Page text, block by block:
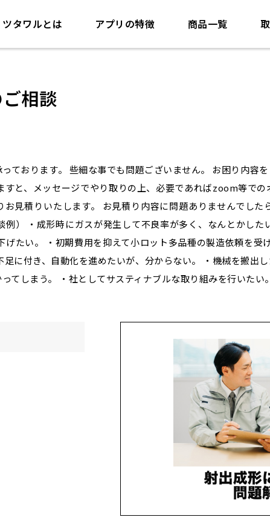
ツタワルとは アプリの特徴 商品一覧
ご相談
ております。 些細な事でも問題ございません。 お困り内容
すと、メッセージでやり取りの上、必要であればzoom等で
見積りいたします。 お見積り内容に問題ありませんでした
例） ・成形時にガスが発生して不良率が多く、なんとかし
たい。 ・初期費用を抑えて小ロット多品種の製造依頼を受
に付き、自動化を進めたいが、分からない。 ・機械を搬出
てしまう。 ・社としてサスティナブルな取り組みを行いたい